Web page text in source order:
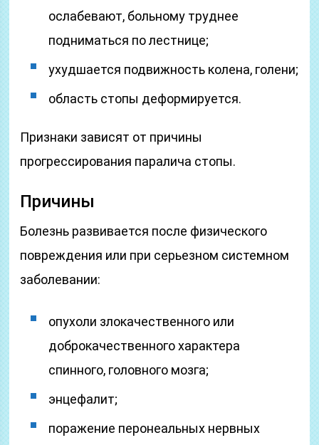
ослабевают, больному труднее
подниматься по лестнице;
ухудшается подвижность колена, голени;
область стопы деформируется.
Признаки зависят от причины
прогрессирования паралича стопы.
Причины
Болезнь развивается после физического
повреждения или при серьезном системном
заболевании:
опухоли злокачественного или
доброкачественного характера
спинного, головного мозга;
энцефалит;
поражение перонеальных нервных